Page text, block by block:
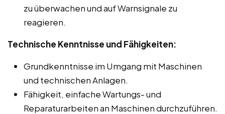
zu überwachen und auf Warnsignale zu
reagieren.
Technische Kenntnisse und Fähigkeiten:
Grundkenntnisse im Umgang mit Maschinen
und technischen Anlagen.
Fähigkeit, einfache Wartungs- und
Reparaturarbeiten an Maschinen durchzuführen.